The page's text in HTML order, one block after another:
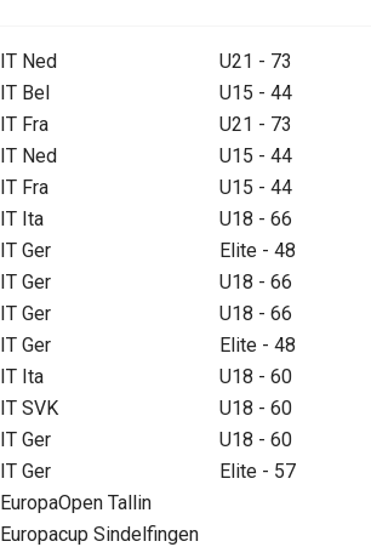
IT Ned
U21 - 73
IT Bel
U15 - 44
IT Fra
U21 - 73
IT Ned
U15 - 44
IT Fra
U15 - 44
IT Ita
U18 - 66
IT Ger
Elite - 48
IT Ger
U18 - 66
IT Ger
U18 - 66
IT Ger
Elite - 48
IT Ita
U18 - 60
IT SVK
U18 - 60
IT Ger
U18 - 60
IT Ger
Elite - 57
EuropaOpen Tallin
Europacup Sindelfingen